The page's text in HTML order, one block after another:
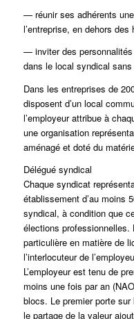
— réunir ses adhérents
l’entreprise, en dehors
— inviter des personnalités
dans le local syndical sans
Dans les entreprises de
disposent d’un local
l’employeur attribue à
une organisation
aménagé et doté du
Délégué syndical
Chaque syndicat
établissement d’au moins
syndical, à condition que
élections professionnelles.
particulière en matière de
l’interlocuteur de
L’employeur est tenu de
moins une fois par an
blocs. Le premier porte
le partage de la valeur